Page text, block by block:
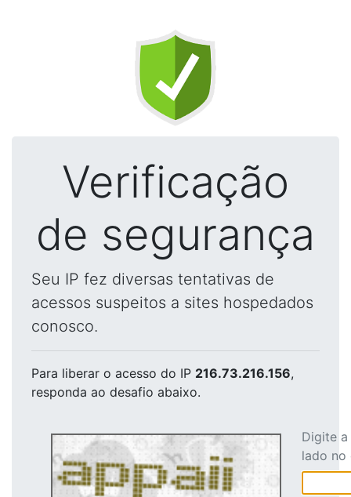
Verificação
de segurança
Seu IP fez diversas tentativas de
acessos suspeitos a sites hospedados
conosco.
Para liberar o acesso do IP 216.73.216.156,
responda ao desafio abaixo.
Digite
lado no